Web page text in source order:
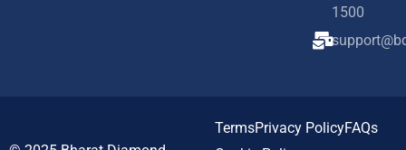
1500
TermsPrivacy PolicyFAQs